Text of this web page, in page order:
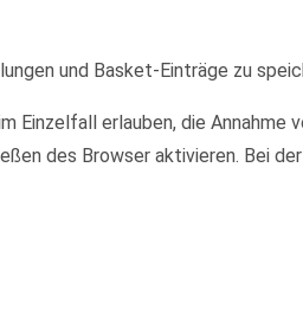
und Basket-Einträge zu
Einzelfall erlauben, die Annahme
des Browser aktivieren. Bei der